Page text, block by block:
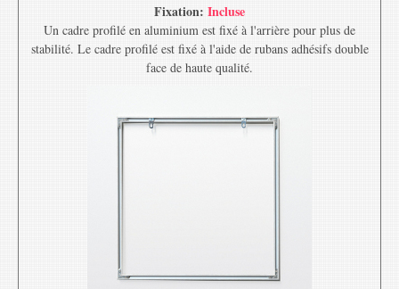
Fixation: Incluse
Un cadre profilé en aluminium est fixé à l'arrière pour plus de
stabilité. Le cadre profilé est fixé à l'aide de rubans adhésifs double
face de haute qualité.